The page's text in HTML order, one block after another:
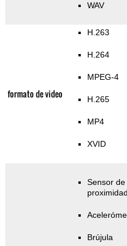
WAV
formato de video
H.263
H.264
MPEG-4
H.265
MP4
XVID
Sensor de
proximidad
Brújula